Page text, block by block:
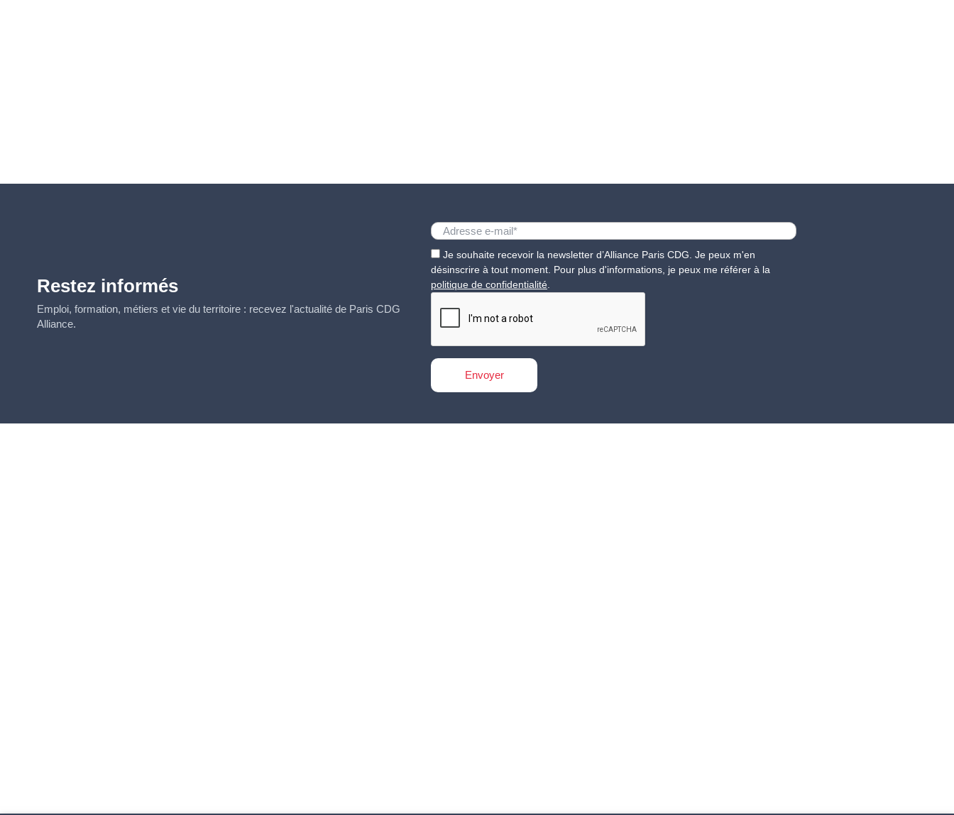
Restez informés
Emploi, formation, métiers et vie du territoire : recevez l'actualité de Paris CDG
Alliance.
Je souhaite recevoir la newsletter d’Alliance Paris CDG. Je peux m'en
désinscrire à tout moment. Pour plus d'informations, je peux me référer à la
politique de confidentialité